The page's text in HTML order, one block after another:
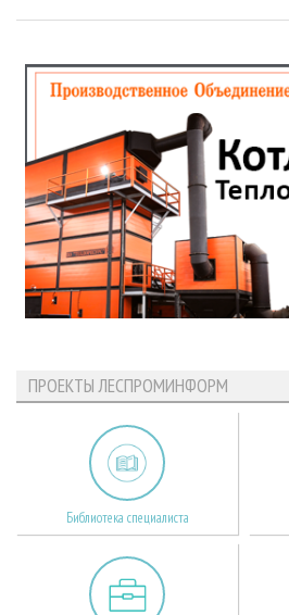
ПРОЕКТЫ ЛЕСПРОМИНФОРМ
Библиотека специалиста